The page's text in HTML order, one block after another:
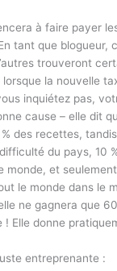
à faire payer
tant que blogueur,
trouveront
la nouvelle
inquiétez pas,
cause – elle dit
des recettes,
du pays, 10
monde, et
le monde dans le
ne gagnera que
! Elle donne
entreprenante :